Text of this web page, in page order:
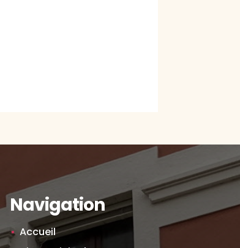
Navigation
Accueil